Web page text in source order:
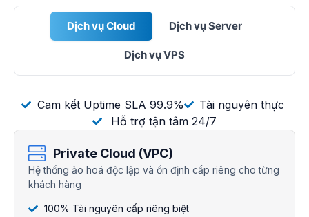
Dịch vụ Cloud Dịch vụ Server
Dịch vụ VPS
Cam kết Uptime SLA 99.9%
Tài nguyên thực
Hỗ trợ tận tâm 24/7
Private Cloud (VPC)
Hệ thống ảo hoá độc lập và ổn định cấp riêng cho từng
khách hàng
100% Tài nguyên cấp riêng biệt